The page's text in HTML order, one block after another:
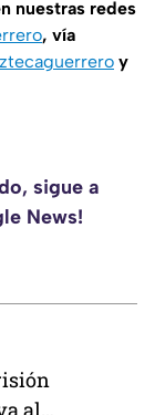
nuestras redes
, vía
y
sigue a
News!
al